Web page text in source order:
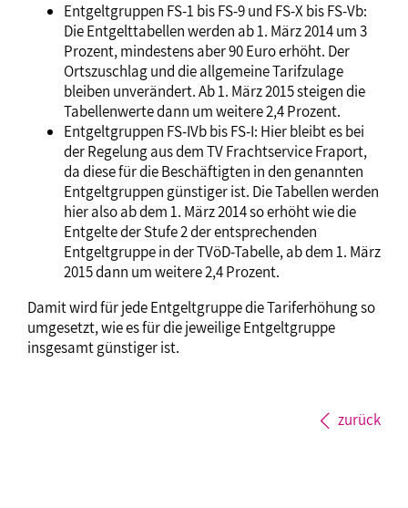
Entgeltgruppen FS-1 bis FS-9 und FS-X bis FS-Vb:
Die Entgelttabellen werden ab 1. März 2014 um 3
Prozent, mindestens aber 90 Euro erhöht. Der
Ortszuschlag und die allgemeine Tarifzulage
bleiben unverändert. Ab 1. März 2015 steigen die
Tabellenwerte dann um weitere 2,4 Prozent.
Entgeltgruppen FS-IVb bis FS-I: Hier bleibt es bei
der Regelung aus dem TV Frachtservice Fraport,
da diese für die Beschäftigten in den genannten
Entgeltgruppen günstiger ist. Die Tabellen werden
hier also ab dem 1. März 2014 so erhöht wie die
Entgelte der Stufe 2 der entsprechenden
Entgeltgruppe in der TVöD-Tabelle, ab dem 1. März
2015 dann um weitere 2,4 Prozent.
Damit wird für jede Entgeltgruppe die Tariferhöhung so
umgesetzt, wie es für die jeweilige Entgeltgruppe
insgesamt günstiger ist.
zurück